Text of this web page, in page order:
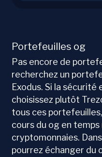
Portefeuilles og
Pas encore de
recherchez un
Exodus. Si la
choisissez plutôt
tous ces
cours du og en
cryptomonnaies.
pourrez échanger du